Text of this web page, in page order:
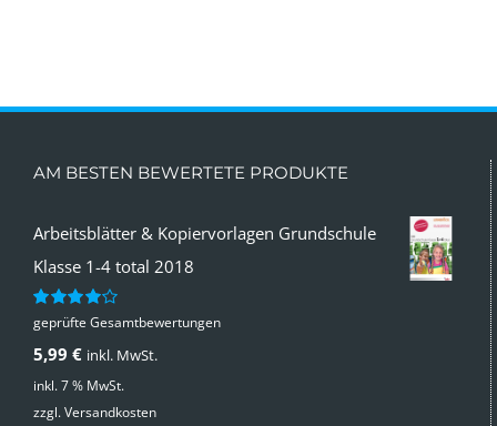
AM BESTEN BEWERTETE PRODUKTE
Arbeitsblätter & Kopiervorlagen Grundschule
Klasse 1-4 total 2018
Bewertet
von 5
geprüfte Gesamtbewertungen
5,99 € inkl. MwSt.
inkl. 7 % MwSt.
zzgl.Versandkosten